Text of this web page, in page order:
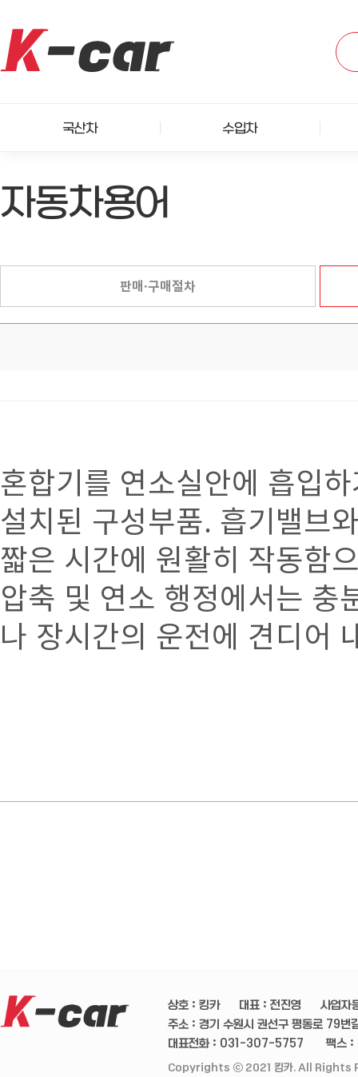
국산차 수입차
자동차용어
판매·구매절차
혼합기를 연소실안에 흡입
설치된 구성부품. 흡기밸브
짧은 시간에 원활히 작동함
압축 및 연소 행정에서는 충
나 장시간의 운전에 견디어
상호 : 킹카 대표 : 전진영
사업자
주소 : 경기 수원시 권선구 평동로 79
대표전화 : 031-307-5757
팩스
Copyrights ⓒ 2021 킹카. All Rights